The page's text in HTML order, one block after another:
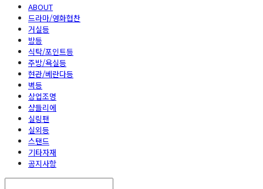
ABOUT
드라마/영화협찬
거실등
방등
식탁/포인트등
주방/욕실등
현관/베란다등
벽등
상업조명
샹들리에
실링팬
실외등
스탠드
기타자재
공지사항